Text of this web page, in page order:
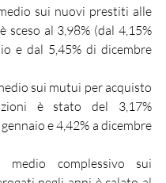
sui nuovi prestiti alle
sceso al 3,98% (dal 4,15%
e dal 5,45% di dicembre
sui mutui per acquisto
è stato del 3,17%
e 4,42% a dicembre
medio complessivo sui